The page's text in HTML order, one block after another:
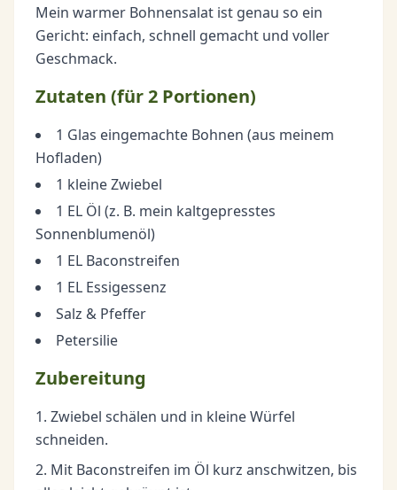
Mein warmer Bohnensalat ist genau so ein
Gericht: einfach, schnell gemacht und voller
Geschmack.
Zutaten (für 2 Portionen)
1 Glas eingemachte Bohnen (aus meinem
Hofladen)
1 kleine Zwiebel
1 EL Öl (z. B. mein kaltgepresstes
Sonnenblumenöl)
1 EL Baconstreifen
1 EL Essigessenz
Salz & Pfeffer
Petersilie
Zubereitung
Zwiebel schälen und in kleine Würfel
schneiden.
Mit Baconstreifen im Öl kurz anschwitzen, bis